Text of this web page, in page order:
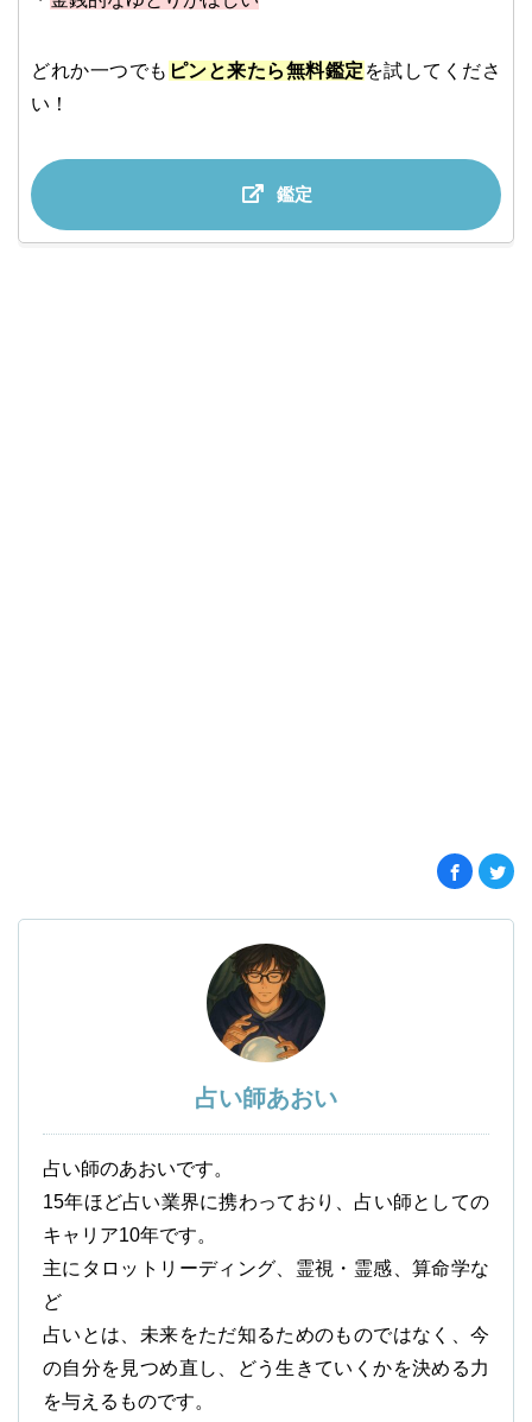
どれか一つでも ピンと来たら無料鑑定 を試してくださ
い！
鑑定
占い師あおい
占い師のあおいです。
15年ほど占い業界に携わっており、占い師としての
キャリア10年です。
主にタロットリーディング、霊視・霊感、算命学な
ど
占いとは、未来をただ知るためのものではなく、今
の自分を見つめ直し、どう生きていくかを決める力
を与えるものです。